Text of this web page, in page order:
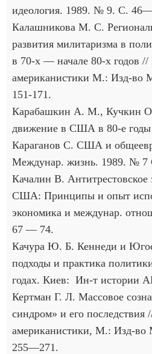
идеология. 1989. № 9. С.
Калашникова М. С.
развития милитаризма в
в 70-х — начале 80-х годов
американистики М.: Изд-во
151-171.
Карабашкин А. М., Кучкин
движение в США в 80-е
Караганов С. США и
Междунар. жизнь. 1989. № 7
Качалин В. Антитрестовское
США: Принципы и опыт
экономика и междунар.
67 — 74.
Качура Ю. Б. Кеннеди и
подходы и практика
годах. Киев: Ин-т истории
Кертман Г. Л. Массовое
синдром» и его
американистики, М.: Изд-
255—271.